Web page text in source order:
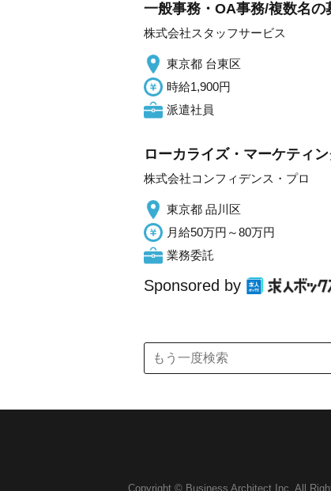
一般事務・OA事務/複数名
株式会社スタッフサービス
東京都 台東区
時給1,900円
派遣社員
ローカライズ・マーケティ
株式会社コンフィデンス・プロ
東京都 品川区
月給50万円～80万円
業務委託
Sponsored by
Copyright © Business Architect Inc. All